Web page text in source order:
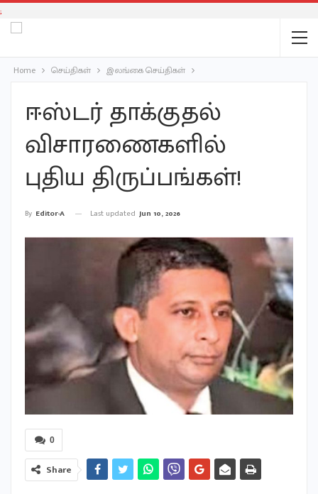
;
Home செய்திகள் இலங்கை செய்திகள்
ஈஸ்டர் தாக்குதல்
விசாரணைகளில்
புதிய திருப்பங்கள்!
By Editor-A Last updated Jun 10, 2026
0
Share